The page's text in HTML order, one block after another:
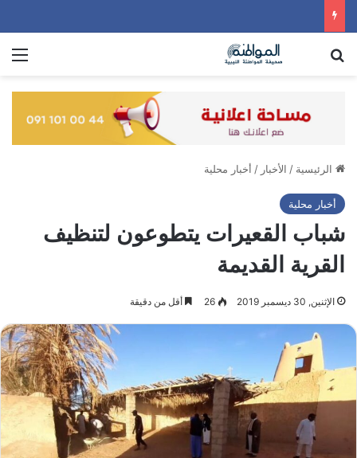
الرئيسية / الأخبار / أخبار محلية
أخبار محلية
شباب القعيرات يتطوعون لتنظيف
القرية القديمة
الإثنين, 30 ديسمبر 2019 26 أقل من دقيقة